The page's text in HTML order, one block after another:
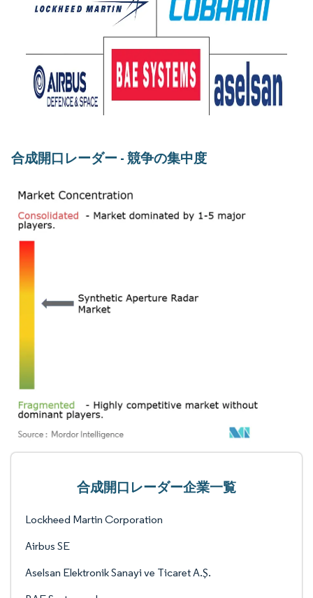
合成開口レーダー - 競争の集中度
合成開口レーダー企業一覧
Lockheed Martin Corporation
Airbus SE
Aselsan Elektronik Sanayi ve Ticaret A.Ş.